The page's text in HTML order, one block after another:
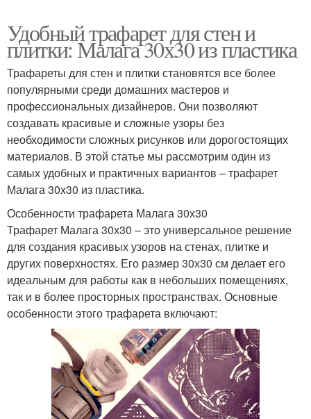
Удобный трафарет для стен и
плитки: Малага 30х30 из пластика
Трафареты для стен и плитки становятся все более
популярными среди домашних мастеров и
профессиональных дизайнеров. Они позволяют
создавать красивые и сложные узоры без
необходимости сложных рисунков или дорогостоящих
материалов. В этой статье мы рассмотрим один из
самых удобных и практичных вариантов – трафарет
Малага 30х30 из пластика.
Особенности трафарета Малага 30х30
Трафарет Малага 30х30 – это универсальное решение
для создания красивых узоров на стенах, плитке и
других поверхностях. Его размер 30х30 см делает его
идеальным для работы как в небольших помещениях,
так и в более просторных пространствах. Основные
особенности этого трафарета включают: